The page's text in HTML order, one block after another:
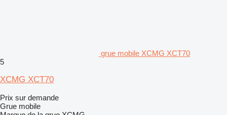
grue mobile XCMG XCT70
5
XCMG XCT70
Prix sur demande
Grue mobile